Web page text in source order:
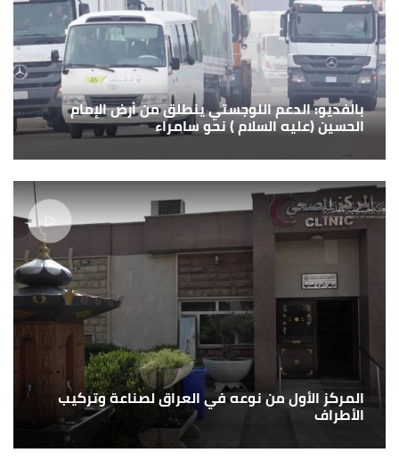
بالفديو: الدعم اللوجستي ينطلق من أرض الإمام
الحسين (عليه السلام ) نحو سامراء
المركز الأول من نوعه في العراق لصناعة وتركيب
الأطراف